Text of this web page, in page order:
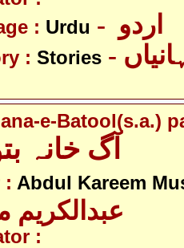
: Urdu
: Stories
e-Batool(s.a.)
آگ خانہ
: Abdul Kareem
عبدالکریم
: